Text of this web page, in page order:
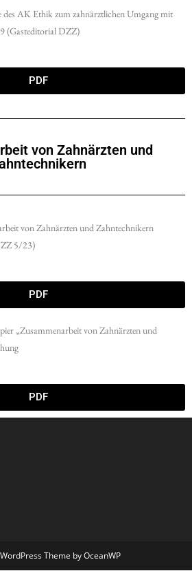
des AK Ethik zum zahnärztlichen Umgang mit
(Gasteditorial DZZ)
PDF
von Zahnärzten und
von Zahnärzten und Zahntechnikern
5/23)
PDF
„Zusammenarbeit von Zahnärzten und
PDF
Theme by OceanWP